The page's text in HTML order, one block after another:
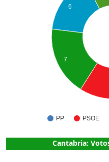
PP PSOE
6
7
Cantabria: